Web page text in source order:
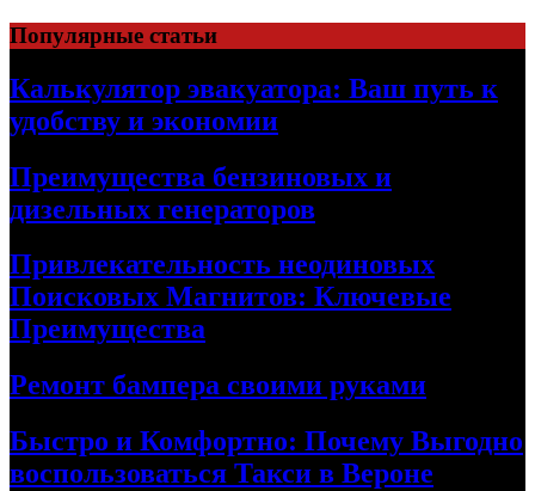
Skip
to
content
Популярные статьи
Калькулятор эвакуатора: Ваш путь к
удобству и экономии
Преимущества бензиновых и
дизельных генераторов
Привлекательность неодиновых
Поисковых Магнитов: Ключевые
Преимущества
Ремонт бампера своими руками
Быстро и Комфортно: Почему Выгодно
воспользоваться Такси в Вероне